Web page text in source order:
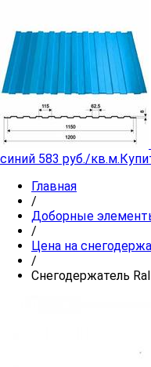
синий 583 руб./кв.м.
Главная
/
Доборные
/
Цена на
/
Снегодержатель